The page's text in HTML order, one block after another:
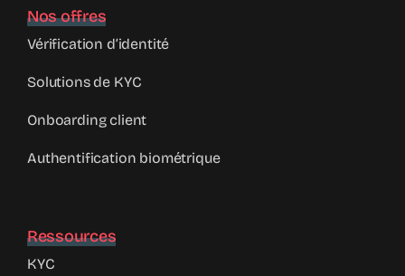
Nos offres
Vérification d’identité
Solutions de KYC
Onboarding client
Authentification biométrique
Ressources
KYC